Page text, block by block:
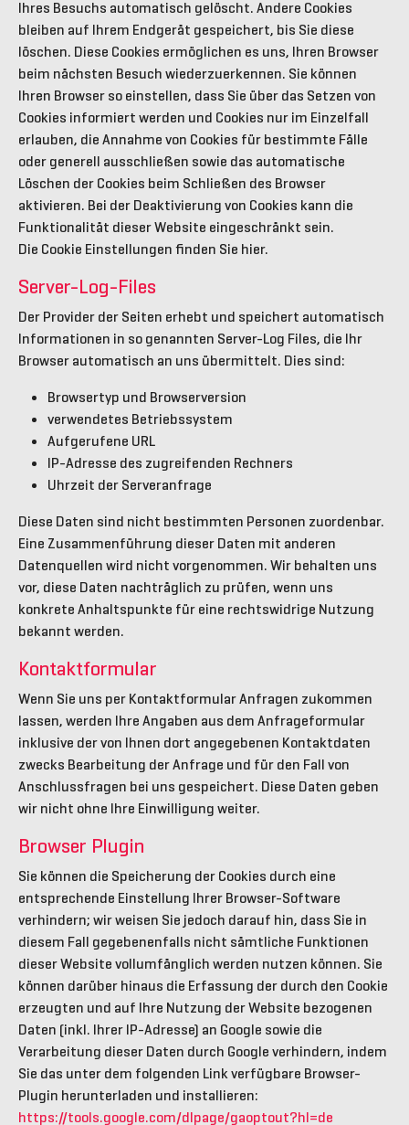
Ihres Besuchs automatisch gelöscht. Andere Cookies
bleiben auf Ihrem Endgerät gespeichert, bis Sie diese
löschen. Diese Cookies ermöglichen es uns, Ihren Browser
beim nächsten Besuch wiederzuerkennen. Sie können
Ihren Browser so einstellen, dass Sie über das Setzen von
Cookies informiert werden und Cookies nur im Einzelfall
erlauben, die Annahme von Cookies für bestimmte Fälle
oder generell ausschließen sowie das automatische
Löschen der Cookies beim Schließen des Browser
aktivieren. Bei der Deaktivierung von Cookies kann die
Funktionalität dieser Website eingeschränkt sein.
Die Cookie Einstellungen finden Sie hier.
Server-Log-Files
Der Provider der Seiten erhebt und speichert automatisch
Informationen in so genannten Server-Log Files, die Ihr
Browser automatisch an uns übermittelt. Dies sind:
Browsertyp und Browserversion
verwendetes Betriebssystem
Aufgerufene URL
IP-Adresse des zugreifenden Rechners
Uhrzeit der Serveranfrage
Diese Daten sind nicht bestimmten Personen zuordenbar.
Eine Zusammenführung dieser Daten mit anderen
Datenquellen wird nicht vorgenommen. Wir behalten uns
vor, diese Daten nachträglich zu prüfen, wenn uns
konkrete Anhaltspunkte für eine rechtswidrige Nutzung
bekannt werden.
Kontaktformular
Wenn Sie uns per Kontaktformular Anfragen zukommen
lassen, werden Ihre Angaben aus dem Anfrageformular
inklusive der von Ihnen dort angegebenen Kontaktdaten
zwecks Bearbeitung der Anfrage und für den Fall von
Anschlussfragen bei uns gespeichert. Diese Daten geben
wir nicht ohne Ihre Einwilligung weiter.
Browser Plugin
Sie können die Speicherung der Cookies durch eine
entsprechende Einstellung Ihrer Browser-Software
verhindern; wir weisen Sie jedoch darauf hin, dass Sie in
diesem Fall gegebenenfalls nicht sämtliche Funktionen
dieser Website vollumfänglich werden nutzen können. Sie
können darüber hinaus die Erfassung der durch den Cookie
erzeugten und auf Ihre Nutzung der Website bezogenen
Daten (inkl. Ihrer IP-Adresse) an Google sowie die
Verarbeitung dieser Daten durch Google verhindern, indem
Sie das unter dem folgenden Link verfügbare Browser-
Plugin herunterladen und installieren:
https://tools.google.com/dlpage/gaoptout?hl=de